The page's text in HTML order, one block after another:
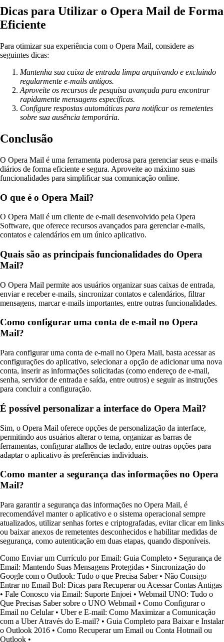
Dicas para Utilizar o Opera Mail de Forma
Eficiente
Para otimizar sua experiência com o Opera Mail, considere as
seguintes dicas:
Mantenha sua caixa de entrada limpa arquivando e excluindo
regularmente e-mails antigos.
Aproveite os recursos de pesquisa avançada para encontrar
rapidamente mensagens específicas.
Configure respostas automáticas para notificar os remetentes
sobre sua ausência temporária.
Conclusão
O Opera Mail é uma ferramenta poderosa para gerenciar seus e-mails
diários de forma eficiente e segura. Aproveite ao máximo suas
funcionalidades para simplificar sua comunicação online.
O que é o Opera Mail?
O Opera Mail é um cliente de e-mail desenvolvido pela Opera
Software, que oferece recursos avançados para gerenciar e-mails,
contatos e calendários em um único aplicativo.
Quais são as principais funcionalidades do Opera
Mail?
O Opera Mail permite aos usuários organizar suas caixas de entrada,
enviar e receber e-mails, sincronizar contatos e calendários, filtrar
mensagens, marcar e-mails importantes, entre outras funcionalidades.
Como configurar uma conta de e-mail no Opera
Mail?
Para configurar uma conta de e-mail no Opera Mail, basta acessar as
configurações do aplicativo, selecionar a opção de adicionar uma nova
conta, inserir as informações solicitadas (como endereço de e-mail,
senha, servidor de entrada e saída, entre outros) e seguir as instruções
para concluir a configuração.
É possível personalizar a interface do Opera Mail?
Sim, o Opera Mail oferece opções de personalização da interface,
permitindo aos usuários alterar o tema, organizar as barras de
ferramentas, configurar atalhos de teclado, entre outras opções para
adaptar o aplicativo às preferências individuais.
Como manter a segurança das informações no Opera
Mail?
Para garantir a segurança das informações no Opera Mail, é
recomendável manter o aplicativo e o sistema operacional sempre
atualizados, utilizar senhas fortes e criptografadas, evitar clicar em links
ou baixar anexos de remetentes desconhecidos e habilitar medidas de
segurança, como autenticação em duas etapas, quando disponíveis.
Como Enviar um Currículo por Email: Guia Completo • Segurança de
Email: Mantendo Suas Mensagens Protegidas • Sincronização do
Google com o Outlook: Tudo o que Precisa Saber• Não Consigo
Entrar no Email Bol: Dicas para Recuperar ou Acessar Contas Antigas
• Fale Conosco via Email: Suporte Enjoei • Webmail UNO: Tudo o
Que Precisas Saber sobre o UNO Webmail • Como Configurar o
Email no Celular• Uber e E-mail: Como Maximizar a Comunicação
com a Uber Através do E-mail? • Guia Completo para Baixar e Instalar
o Outlook 2016 • Como Recuperar um Email ou Conta Hotmail ou
Outlook •